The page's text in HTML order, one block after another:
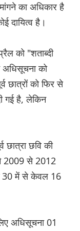
का अधिकार है
दायित्व है।
को "शताब्दी
अधिसूचना को
छात्रों को फिर से
गई है, लेकिन
छवि की
2009 से 2012
30 में से केवल 16
अधिसूचना 01